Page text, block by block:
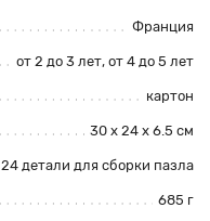
Франция
от 2 до 3 лет, от 4 до 5 лет
картон
30 x 24 x 6.5 см
24 детали для сборки пазла
685 г